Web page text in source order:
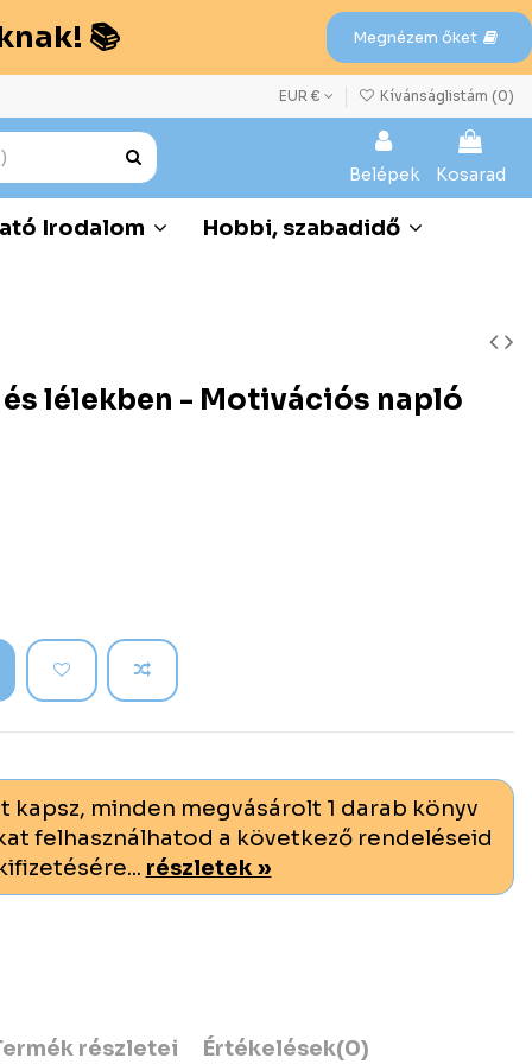
📚 Megnézem őket
EUR € Kívánságlistám (0)
Belépek Kosarad
Irodalom Hobbi, szabadidő
lélekben - Motivációs napló
minden megvásárolt 1 darab könyv
felhasználhatod a következő rendeléseid
részletek »
részletei Értékelések(0)